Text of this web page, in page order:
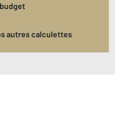
budget
autres calculettes